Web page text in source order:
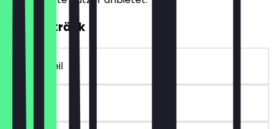
2für1 Getränk
~€ 4 Vorteil
90 Tage